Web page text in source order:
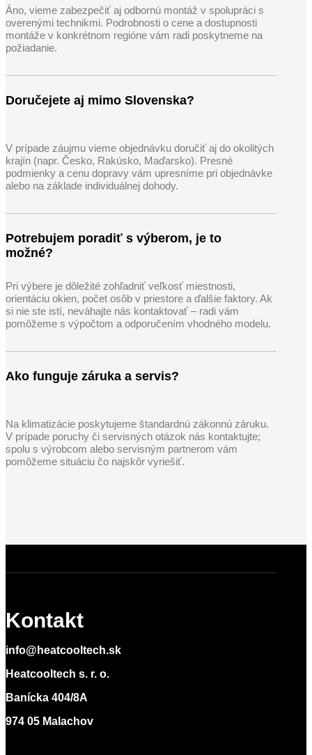
Áno, vieme zabezpečiť aj odbornú montáž v spolupráci s
overenými technikmi. Podrobnosti o cene a dostupnosti
montáže v konkrétnom regióne vám radi poskytneme na
požiadanie.
Doručejete aj mimo Slovenska?
V prípade záujmu vieme objednávku doručiť aj do okolitých
krajín (napr. Česko, Rakúsko, Maďarsko). Presné
podmienky a cenu dopravy vám upresníme pri objednávke
alebo na základe individuálnej dohody.
Potrebujem poradiť s výberom, je to
možné?
Pri výbere je dôležité zohľadniť veľkosť miestnosti,
orientáciu okien, počet osôb v priestore a ďalšie faktory. Ak
si nie ste istí, neváhajte nás kontaktovať – radi vám
pomôžeme s výpočtom a odporučením vhodného modelu.
Ako funguje záruka a servis?
Na klimatizácie poskytujeme štandardnú zákonnú záruku.
V prípade poruchy či servisných otázok nás kontaktujte;
spolu s výrobcom alebo servisným partnerom vám
pomôžeme situáciu čo najskôr vyriešiť.
Kontakt
info@heatcooltech.sk
Heatcooltech s. r. o.
Banícka 404/8A
974 05 Malachov